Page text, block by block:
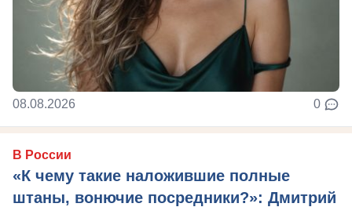
08.08.2026 0
В России
«К чему такие наложившие полные
штаны, вонючие посредники?»: Дмитрий